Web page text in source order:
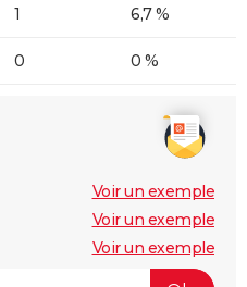
1 6,7 %
0 0 %
Voir un exemple
Voir un exemple
Voir un exemple